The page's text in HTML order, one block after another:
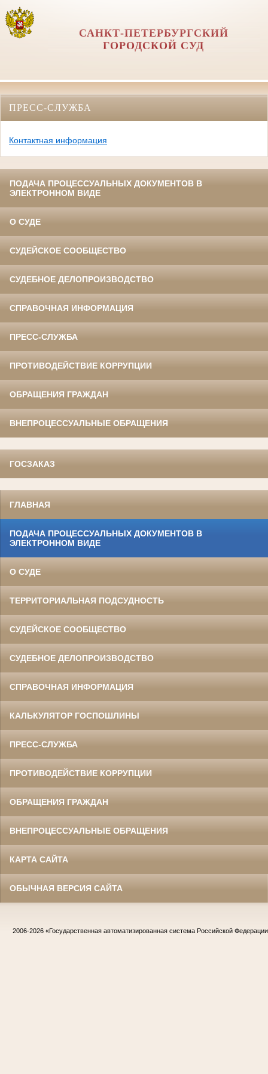
САНКТ-ПЕТЕРБУРГСКИЙ
ГОРОДСКОЙ СУД
ПРЕСС-СЛУЖБА
Контактная информация
ПОДАЧА ПРОЦЕССУАЛЬНЫХ ДОКУМЕНТОВ В
ЭЛЕКТРОННОМ ВИДЕ
О СУДЕ
СУДЕЙСКОЕ СООБЩЕСТВО
СУДЕБНОЕ ДЕЛОПРОИЗВОДСТВО
СПРАВОЧНАЯ ИНФОРМАЦИЯ
ПРЕСС-СЛУЖБА
ПРОТИВОДЕЙСТВИЕ КОРРУПЦИИ
ОБРАЩЕНИЯ ГРАЖДАН
ВНЕПРОЦЕССУАЛЬНЫЕ ОБРАЩЕНИЯ
ГОСЗАКАЗ
ГЛАВНАЯ
ПОДАЧА ПРОЦЕССУАЛЬНЫХ ДОКУМЕНТОВ В
ЭЛЕКТРОННОМ ВИДЕ
О СУДЕ
ТЕРРИТОРИАЛЬНАЯ ПОДСУДНОСТЬ
СУДЕЙСКОЕ СООБЩЕСТВО
СУДЕБНОЕ ДЕЛОПРОИЗВОДСТВО
СПРАВОЧНАЯ ИНФОРМАЦИЯ
КАЛЬКУЛЯТОР ГОСПОШЛИНЫ
ПРЕСС-СЛУЖБА
ПРОТИВОДЕЙСТВИЕ КОРРУПЦИИ
ОБРАЩЕНИЯ ГРАЖДАН
ВНЕПРОЦЕССУАЛЬНЫЕ ОБРАЩЕНИЯ
КАРТА САЙТА
ОБЫЧНАЯ ВЕРСИЯ САЙТА
2006-2026 «Государственная автоматизированная система Российской